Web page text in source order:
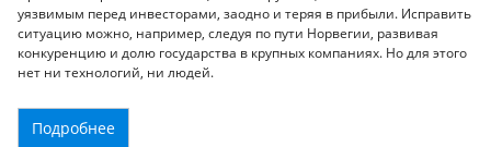
уязвимым перед инвесторами, заодно и теряя в прибыли. Исправить
ситуацию можно, например, следуя по пути Норвегии, развивая
конкуренцию и долю государства в крупных компаниях. Но для этого
нет ни технологий, ни людей.
Подробнее